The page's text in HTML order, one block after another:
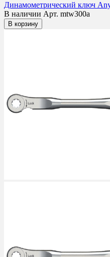
Динамометрический ключ
В наличии Арт. mtw300a
В корзину